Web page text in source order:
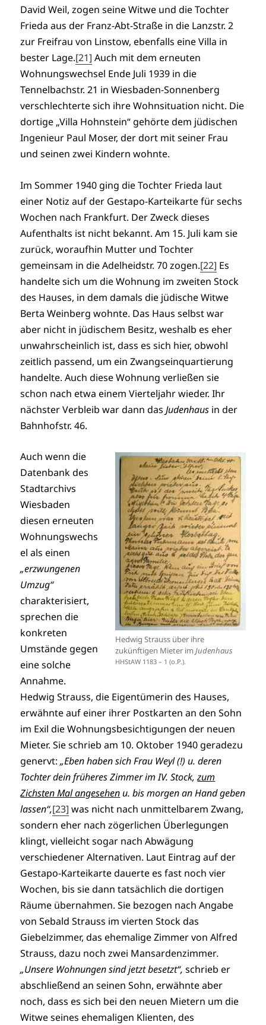
David Weil, zogen seine Witwe und die Tochter
Frieda aus der Franz-Abt-Straße in die Lanzstr. 2
zur Freifrau von Linstow, ebenfalls eine Villa in
bester Lage.[21] Auch mit dem erneuten
Wohnungswechsel Ende Juli 1939 in die
Tennelbachstr. 21 in Wiesbaden-Sonnenberg
verschlechterte sich ihre Wohnsituation nicht. Die
dortige „Villa Hohnstein“ gehörte dem jüdischen
Ingenieur Paul Moser, der dort mit seiner Frau
und seinen zwei Kindern wohnte.
Im Sommer 1940 ging die Tochter Frieda laut
einer Notiz auf der Gestapo-Karteikarte für sechs
Wochen nach Frankfurt. Der Zweck dieses
Aufenthalts ist nicht bekannt. Am 15. Juli kam sie
zurück, woraufhin Mutter und Tochter
gemeinsam in die Adelheidstr. 70 zogen.[22] Es
handelte sich um die Wohnung im zweiten Stock
des Hauses, in dem damals die jüdische Witwe
Berta Weinberg wohnte. Das Haus selbst war
aber nicht in jüdischem Besitz, weshalb es eher
unwahrscheinlich ist, dass es sich hier, obwohl
zeitlich passend, um ein Zwangseinquartierung
handelte. Auch diese Wohnung verließen sie
schon nach etwa einem Vierteljahr wieder. Ihr
nächster Verbleib war dann dasJudenhaus in der
Bahnhofstr. 46.
Hedwig Strauss über ihre
zukünftigen Mieter im Judenhaus
HHStAW 1183 – 1 (o.P.).
Auch wenn die
Datenbank des
Stadtarchivs
Wiesbaden
diesen erneuten
Wohnungswechs
el als einen
„erzwungenen
Umzug“
charakterisiert,
sprechen die
konkreten
Umstände gegen
eine solche
Annahme.
Hedwig Strauss, die Eigentümerin des Hauses,
erwähnte auf einer ihrer Postkarten an den Sohn
im Exil die Wohnungsbesichtigungen der neuen
Mieter. Sie schrieb am 10. Oktober 1940 geradezu
genervt:„Eben haben sich Frau Weyl (!) u. deren
Tochter dein früheres Zimmer im IV. Stock,zum
Zichsten Mal angesehen u. bis morgen an Hand geben
lassen“,[23] was nicht nach unmittelbarem Zwang,
sondern eher nach zögerlichen Überlegungen
klingt, vielleicht sogar nach Abwägung
verschiedener Alternativen. Laut Eintrag auf der
Gestapo-Karteikarte dauerte es fast noch vier
Wochen, bis sie dann tatsächlich die dortigen
Räume übernahmen. Sie bezogen nach Angabe
von Sebald Strauss im vierten Stock das
Giebelzimmer, das ehemalige Zimmer von Alfred
Strauss, dazu noch zwei Mansardenzimmer.
„Unsere Wohnungen sind jetzt besetzt“, schrieb er
abschließend an seinen Sohn, erwähnte aber
noch, dass es sich bei den neuen Mietern um die
Witwe seines ehemaligen Klienten, des